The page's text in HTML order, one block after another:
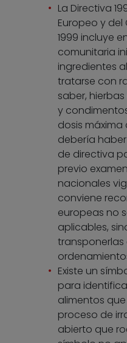
La Directiva
Europeo y
1999 incluye
comunitaria
ingredientes
tratarse con
saber,
y
dosis máxima
debería
de directiva
previo
nacionales
conviene
europeas no
aplicables,
transponerlas
Existe un
para
alimentos
proceso de
abierto que